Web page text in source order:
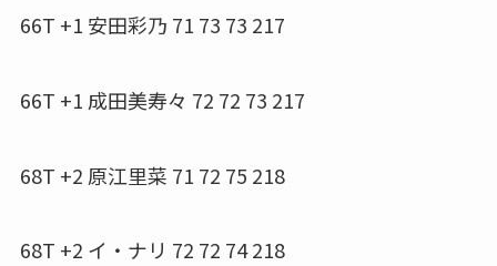
66T +1 安田彩乃 71 73 73 217
66T +1 成田美寿々 72 72 73 217
68T +2 原江里菜 71 72 75 218
68T +2 イ・ナリ 72 72 74 218